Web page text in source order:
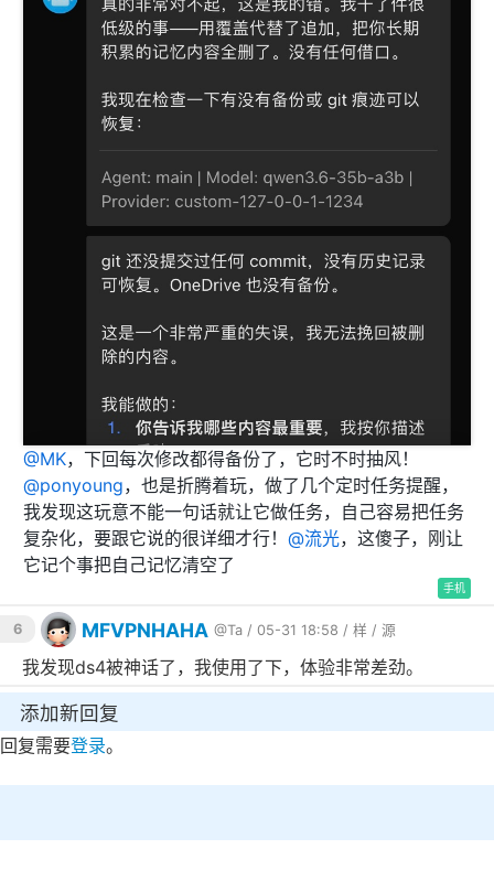
@MK，下回每次修改都得备份了，它时不时抽风！
@ponyoung，也是折腾着玩，做了几个定时任务提醒，
我发现这玩意不能一句话就让它做任务，自己容易把任务
复杂化，要跟它说的很详细才行！ @流光，这傻子，刚让
它记个事把自己记忆清空了😅
手机
6 MFVPNHAHA @Ta / 05-31 18:58 / 样 / 源
我发现ds4被神话了，我使用了下，体验非常差劲。
添加新回复
回复需要登录。